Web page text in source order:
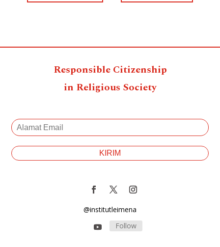
Responsible Citizenship
in Religious Society
@institutleimena
Follow